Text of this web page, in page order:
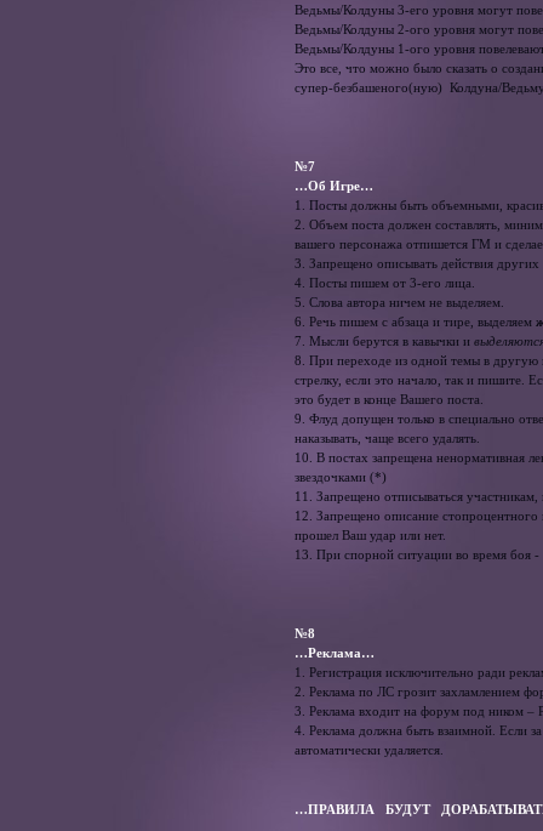
Ведьмы/Колдуны 3-его уровня могут
Ведьмы/Колдуны 2-ого уровня могут
Ведьмы/Колдуны 1-ого уровня
Это все, что можно было сказать о
супер-безбашеного(ную) Колдуна/
№7
…Об Игре…
1. Посты должны быть объемными,
2. Объем поста должен составлять,
вашего персонажа отпишется ГМ и
3. Запрещено описывать действия
4. Посты пишем от 3-его лица.
5. Слова автора ничем не выделяем.
6. Речь пишем с абзаца и тире, выделяем
7. Мысли берутся в кавычки и
8. При переходе из одной темы в другую
стрелку, если это начало, так и пишите.
это будет в конце Вашего поста.
9. Флуд допущен только в специально
наказывать, чаще всего удалять.
10. В постах запрещена ненормативная
звездочками (*)
11. Запрещено отписываться
12. Запрещено описание
прошел Ваш удар или нет.
13. При спорной ситуации во время боя
№8
…Реклама…
1. Регистрация исключительно ради
2. Реклама по ЛС грозит захламлением
3. Реклама входит на форум под ником –
4. Реклама должна быть взаимной. Если
автоматически удаляется.
…ПРАВИЛА БУДУТ